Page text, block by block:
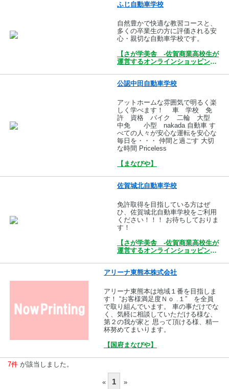
ふじ自動車学校
自然豊かで快適な教習コースと、
多くの卒業生の方に評価される安
心・親切な自動車学校です。
【さが学美舎 -佐賀商業高校生が
運営するオンラインショッピング
公認中田自動車学校
アットホームな雰囲気で明るく楽
しく学べます！ 車 学校 免
許 資格 バイク 二輪 大型
中免 小型 nakada 自動車 す
べての人々が安心な運転を安心な
毎日を・・・ 仲間と過ごす 大切
な時間 Priceless
【まなびや】
佐賀城北自動車学校
免許取得を目指している方はぜ
ひ、佐賀城北自動車学校をご利用
ください！！！ お待ちしておりま
す！
【さが学美舎 -佐賀商業高校生が
運営するオンラインショッピング
アリーナ東熊本株式会社
アリーナ東熊本は地域１番を目指しま
す！ “お客様満足度Ｎｏ .１” を全員
で取り組んでいます。 車の事だけでな
く、気軽に相談していただける様な、
第２の我が家と 思って頂ける様、精一
杯努めてまいります。
【国府まなびや】
7件 が該当しました。
« 1 »